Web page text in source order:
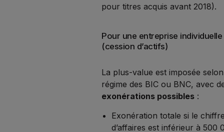
pour titres acquis avant 2018).
Pour une entreprise individuelle
(cession d’actifs)
La plus-value est imposée
régime des BIC ou BNC, avec
exonérations possibles :
Exonération totale si le
d’affaires est inférieur à 500